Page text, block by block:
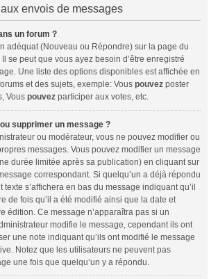
envois de messages
un forum ?
adéquat (Nouveau ou Répondre) sur la page du
se peut que vous ayez besoin d’être enregistré
Une liste des options disponibles est affichée en
et des sujets, exemple: Vous pouvez poster
Vous pouvez participer aux votes, etc.
supprimer un message ?
ou modérateur, vous ne pouvez modifier ou
messages. Vous pouvez modifier un message
durée limitée après sa publication) en cliquant sur
correspondant. Si quelqu’un a déjà répondu
s’affichera en bas du message indiquant qu’il
de fois qu’il a été modifié ainsi que la date et
édition. Ce message n’apparaîtra pas si un
modifie le message, cependant ils ont
une note indiquant qu’ils ont modifié le message
Notez que les utilisateurs ne peuvent pas
une fois que quelqu’un y a répondu.